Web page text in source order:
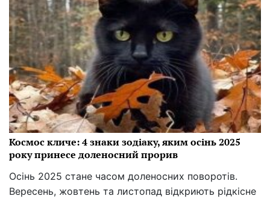
Космос кличе: 4 знаки зодіаку, яким осінь 2025
року принесе доленосний прорив
Осінь 2025 стане часом доленосних поворотів.
Вересень, жовтень та листопад відкриють рідкісне